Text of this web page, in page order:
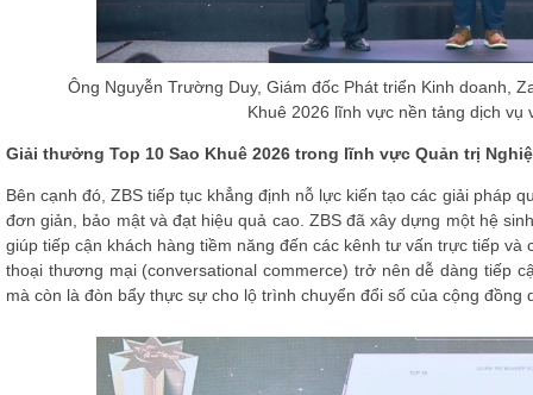
Ông Nguyễn Trường Duy, Giám đốc Phát triển Kinh doanh,
Khuê 2026 lĩnh vực nền tảng dịch vụ
Giải thưởng Top 10 Sao Khuê 2026 trong lĩnh vực Quản trị
Bên cạnh đó, ZBS tiếp tục khẳng định nỗ lực kiến tạo các giải pháp
đơn giản, bảo mật và đạt hiệu quả cao. ZBS đã xây dựng một hệ
giúp tiếp cận khách hàng tiềm năng đến các kênh tư vấn trực tiếp
thoại thương mại (conversational commerce) trở nên dễ dàng tiếp
mà còn là đòn bẩy thực sự cho lộ trình chuyển đổi số của cộng đồng